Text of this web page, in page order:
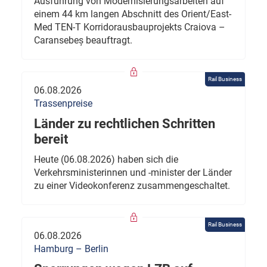
einem 44 km langen Abschnitt des Orient/East-
Med TEN-T Korridorausbauprojekts Craiova –
Caransebeș beauftragt.
Rail Business
06.08.2026
Trassenpreise
Länder zu rechtlichen Schritten
bereit
Heute (06.08.2026) haben sich die
Verkehrsministerinnen und -minister der Länder
zu einer Videokonferenz zusammengeschaltet.
Rail Business
06.08.2026
Hamburg – Berlin